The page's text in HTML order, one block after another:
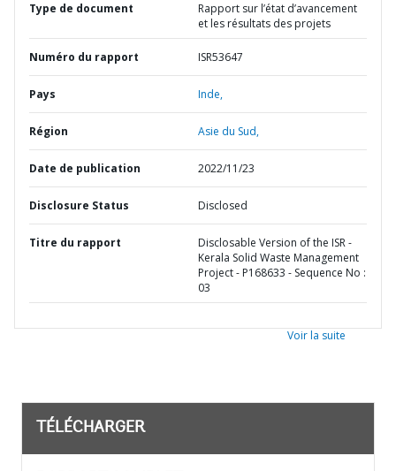
Type de document
Rapport sur l’état d’avancement
et les résultats des projets
Numéro du rapport ISR53647
Pays Inde,
Région Asie du Sud,
Date de publication 2022/11/23
Disclosure Status Disclosed
Titre du rapport
Disclosable Version of the ISR -
Kerala Solid Waste Management
Project - P168633 - Sequence No :
03
Voir la suite
TÉLÉCHARGER